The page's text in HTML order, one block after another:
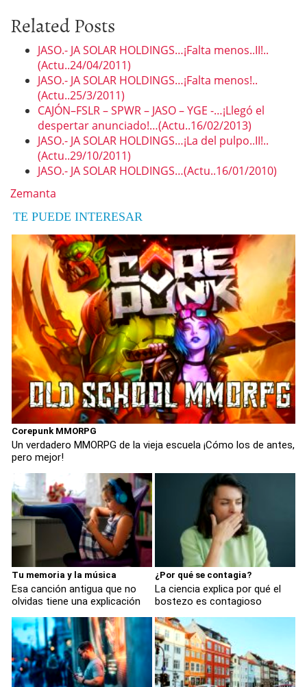
Related Posts
JASO.- JA SOLAR HOLDINGS…¡Falta menos..II!..
(Actu..24/04/2011)
JASO.- JA SOLAR HOLDINGS…¡Falta menos!..
(Actu..25/3/2011)
CAJÓN–FSLR – SPWR – JASO – YGE -…¡Llegó el
despertar anunciado!…(Actu..16/02/2013)
JASO.- JA SOLAR HOLDINGS…¡La del pulpo..II!..
(Actu..29/10/2011)
JASO.- JA SOLAR HOLDINGS…(Actu..16/01/2010)
Zemanta
TE PUEDE INTERESAR
Corepunk MMORPG
Un verdadero MMORPG de la vieja escuela ¡Cómo los de antes,
pero mejor!
Tu memoria y la música
Esa canción antigua que no
olvidas tiene una explicación
¿Por qué se contagia?
La ciencia explica por qué el
bostezo es contagioso